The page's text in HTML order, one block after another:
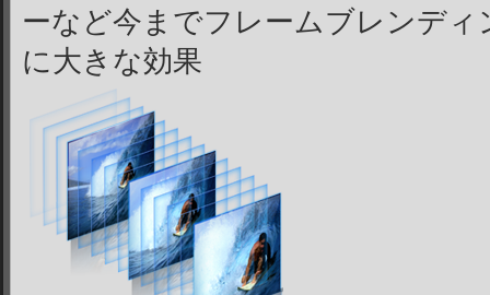
ーなど今までフレームブレンデ
に大きな効果